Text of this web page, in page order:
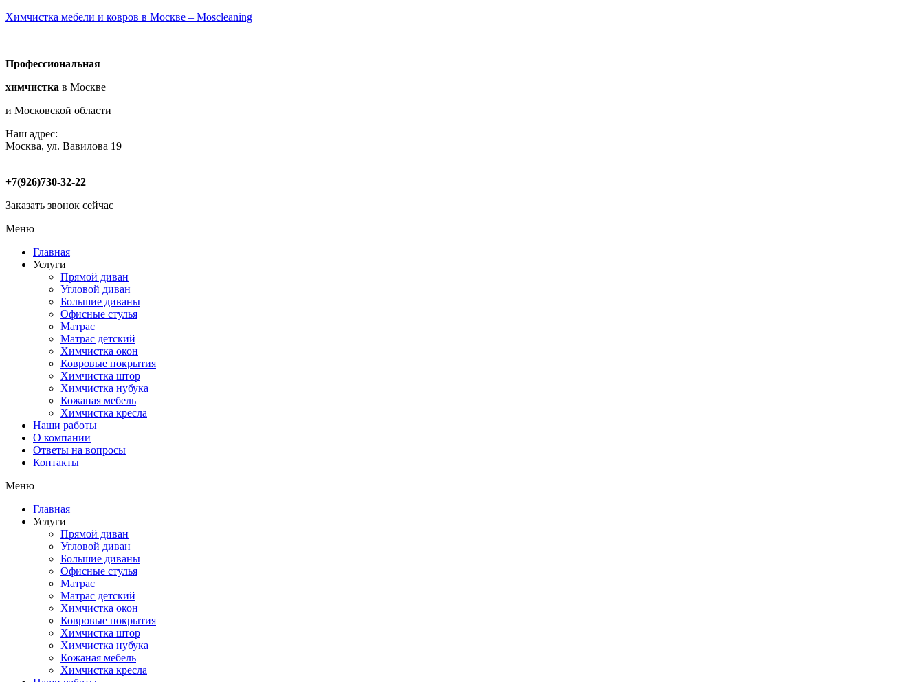
Химчистка мебели и ковров в Москве – Moscleaning
Профессиональная
химчистка в Москве
и Московской области
Наш адрес:
Москва, ул. Вавилова 19
+7(926)730-32-22
Заказать звонок сейчас
Меню
Главная
Услуги
Прямой диван
Угловой диван
Большие диваны
Офисные стулья
Матрас
Матрас детский
Химчистка окон
Ковровые покрытия
Химчистка штор
Химчистка нубука
Кожаная мебель
Химчистка кресла
Наши работы
О компании
Ответы на вопросы
Контакты
Меню
Главная
Услуги
Прямой диван
Угловой диван
Большие диваны
Офисные стулья
Матрас
Матрас детский
Химчистка окон
Ковровые покрытия
Химчистка штор
Химчистка нубука
Кожаная мебель
Химчистка кресла